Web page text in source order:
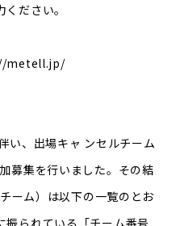
ださい。
metell.jp/
い、出場キャ ンセルチーム
募集を行いました。その結
ーム）は以下の一覧のとお
振られている「チーム番号